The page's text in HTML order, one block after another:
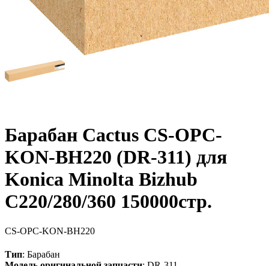
Барабан Cactus CS-OPC-
KON-BH220 (DR-311) для
Konica Minolta Bizhub
C220/280/360 150000стр.
CS-OPC-KON-BH220
Тип: Барабан